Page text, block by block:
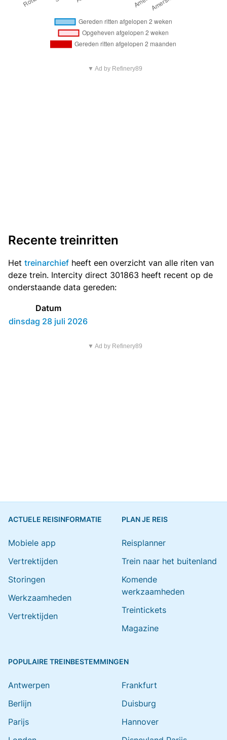
▼ Ad by Refinery89
Recente treinritten
Het treinarchief heeft een overzicht van alle riten van
deze trein. Intercity direct 301863 heeft recent op de
onderstaande data gereden:
Datum
dinsdag 28 juli 2026
▼ Ad by Refinery89
ACTUELE REISINFORMATIE
Mobiele app
Vertrektijden
Storingen
Werkzaamheden
Vertrektijden
PLAN JE REIS
Reisplanner
Trein naar het buitenland
Komende
werkzaamheden
Treintickets
Magazine
POPULAIRE TREINBESTEMMINGEN
Antwerpen
Berlijn
Parijs
Frankfurt
Duisburg
Hannover